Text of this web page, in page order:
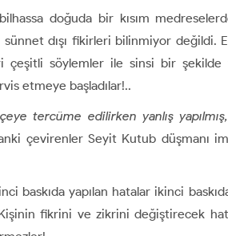
doğuda bir kısım
sünnet dışı fikirleri bilinmiyor değildi.
çeşitli söylemler ile sinsi bir şekilde
etmeye başladılar!..
tercüme edilirken yanlış
çevirenler Seyit Kutub düşmanı
baskıda yapılan hatalar ikinci
fikrini ve zikrini değiştirecek